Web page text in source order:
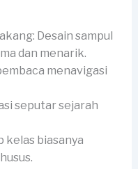
Desain sampul
dan menarik.
menavigasi
seputar sejarah
kelas biasanya